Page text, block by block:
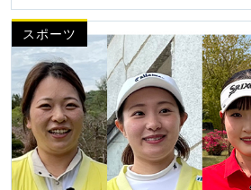
スポーツ